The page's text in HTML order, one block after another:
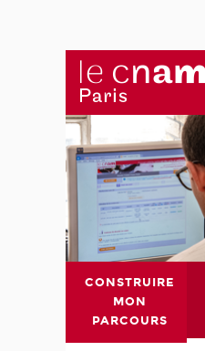
CONSTRUIRE
MON
PARCOURS